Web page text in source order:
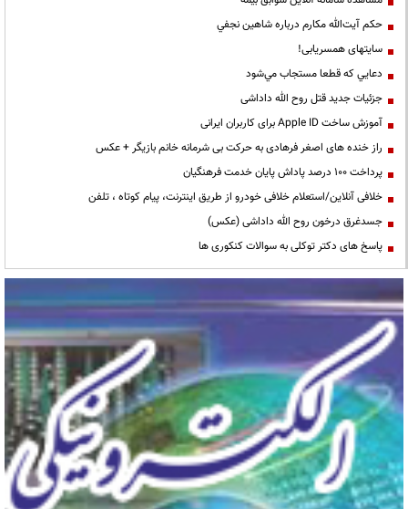
حكم آيت‌الله مكارم درباره شاهين نجفي
سایتهای همسریابی!
دعايي كه قطعا مستجاب مي‌شود
جزئیات جدید قتل روح الله داداشی
آموزش ساخت Apple ID برای کاربران ایرانی
راز خنده های اصغر فرهادی به حرکت بی شرمانه خانم بازیگر + عکس
پرداخت ۱۰۰ درصد پاداش پایان خدمت فرهنگیان
خلافی آنلاین/استعلام خلافی خودرو از طریق اینترنت، پیام کوتاه ، تلفن
جسدغرق درخون روح الله داداشی (عکس)
پاسخ های دکتر توکلی به سوالات کنکوری ها